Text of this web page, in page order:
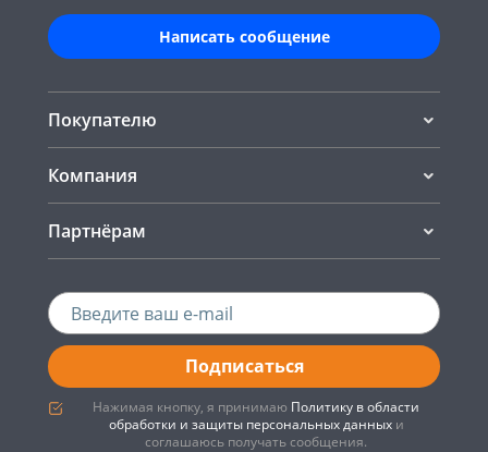
Написать сообщение
Покупателю
Компания
Партнёрам
Подписаться
Нажимая кнопку, я принимаю Политику в области
обработки и защиты персональных данныхи
соглашаюсь получать сообщения.